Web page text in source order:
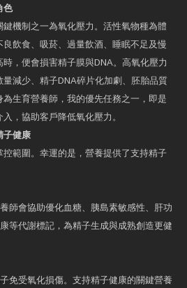
色
機制之一為氧化壓力。活性氧物種為體
飲食、吸菸、過量飲酒、睡眠不足及慢
，便會損害精子膜與DNA。高氧化壓力
減少、精子DNA碎片化加劇、胚胎品質
生育營養師，我的優先任務之一，即是
，協助客戶降低氧化壓力。
子健康
範圍。幸運的是，營養提供了支持精子
師會協助優化血糖、胰島素敏感性、肝功
等代謝標記，為精子生成與成熟創造更健
免受氧化損傷。支持精子健康的關鍵營養